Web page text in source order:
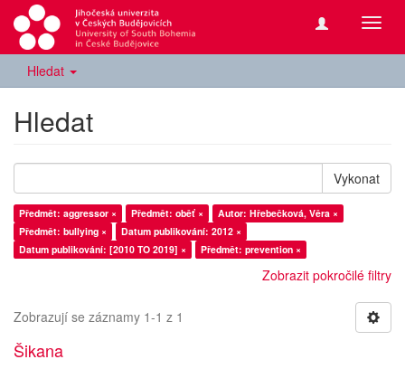
Hledat
Hledat
Vykonat
Předmět: aggressor × Předmět: oběť ×
Autor: Hřebečková, Věra ×
Předmět: bullying ×
Datum publikování: 2012 ×
Datum publikování: [2010 TO 2019] ×
Předmět: prevention ×
Zobrazit pokročilé filtry
Zobrazují se záznamy 1-1 z 1
Šikana